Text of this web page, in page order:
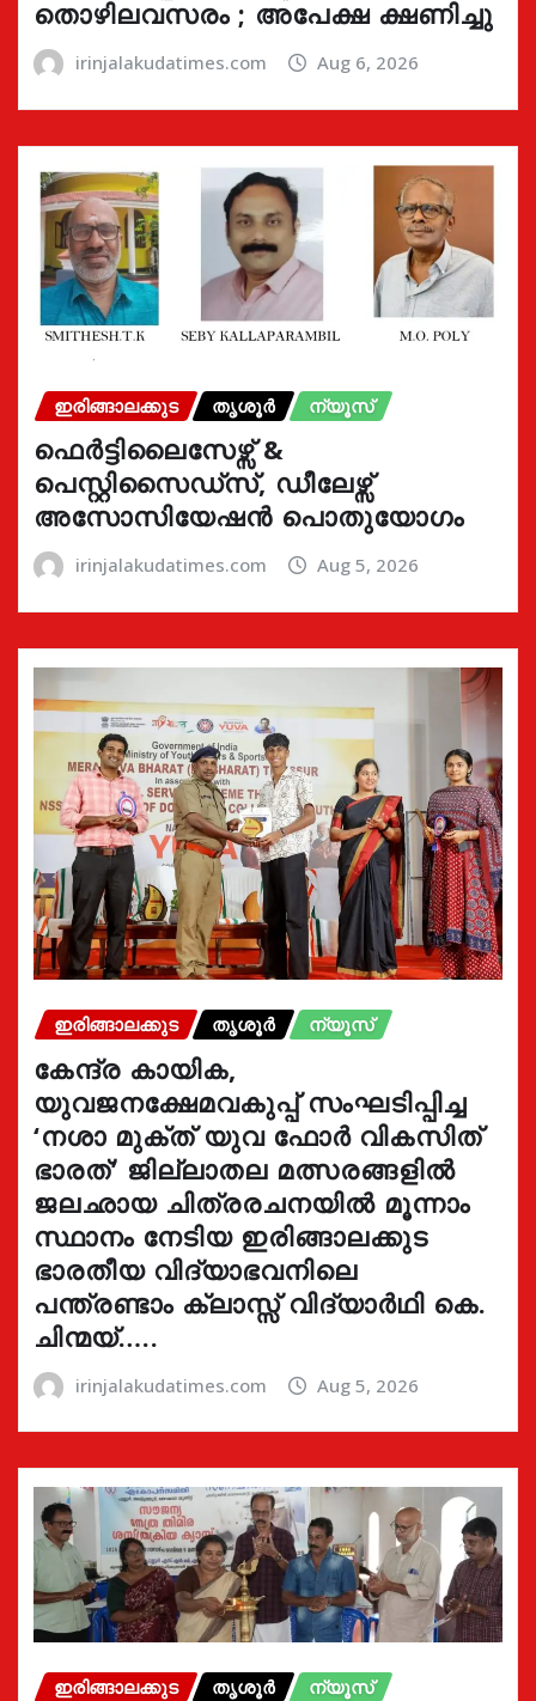
തൊഴിലവസരം ; അപേക്ഷ ക്ഷണിച്ചു
irinjalakudatimes.com Aug 6, 2026
ഇരിങ്ങാലക്കുട തൃശൂർ ന്യൂസ്
ഫെർട്ടിലൈസേഴ്സ് &
പെസ്റ്റിസൈഡ്സ്, ഡീലേഴ്സ്
അസോസിയേഷൻ പൊതുയോഗം
irinjalakudatimes.com Aug 5, 2026
ഇരിങ്ങാലക്കുട തൃശൂർ ന്യൂസ്
കേന്ദ്ര കായിക,
യുവജനക്ഷേമവകുപ്പ് സംഘടിപ്പിച്ച
‘നശാ മുക്ത് യുവ ഫോർ വികസിത്
ഭാരത്’ ജില്ലാതല മത്സരങ്ങളിൽ
ജലഛായ ചിത്രരചനയിൽ മൂന്നാം
സ്ഥാനം നേടിയ ഇരിങ്ങാലക്കുട
ഭാരതീയ വിദ്യാഭവനിലെ
പന്ത്രണ്ടാം ക്ലാസ്സ് വിദ്യാർഥി കെ.
ചിന്മയ്…..
irinjalakudatimes.com Aug 5, 2026
ഇരിങ്ങാലക്കുട തൃശൂർ ന്യൂസ്